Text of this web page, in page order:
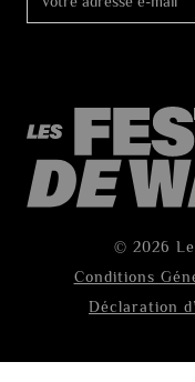
© 2026
Conditions
Déclaration